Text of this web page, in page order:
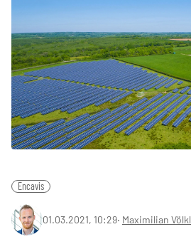
Encavis
01.03.2021, 10:29‧ Maximilian Völkl